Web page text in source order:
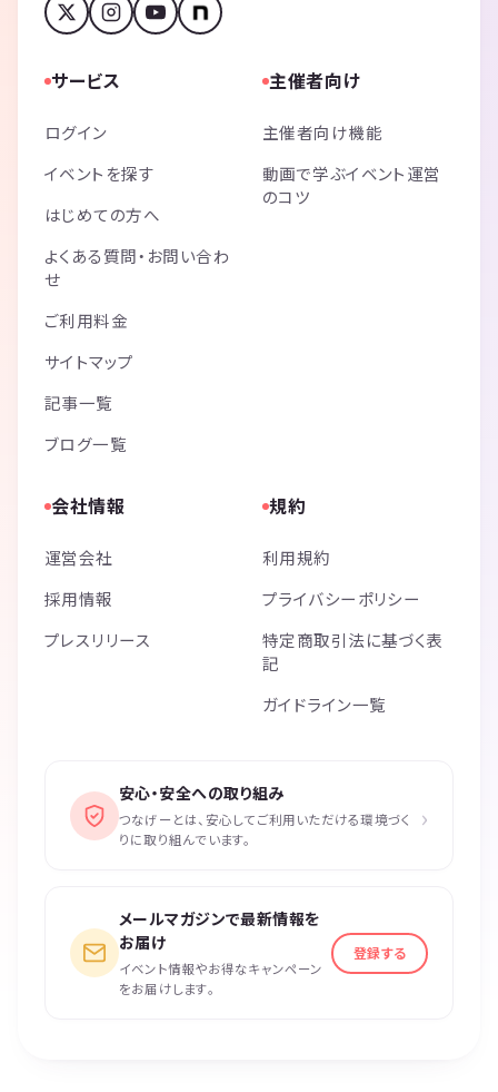
サービス
ログイン
イベントを探す
はじめての方へ
よくある質問・お問い合わ
せ
ご利用料金
サイトマップ
記事一覧
ブログ一覧
主催者向け
主催者向け機能
動画で学ぶイベント運営
のコツ
会社情報
運営会社
採用情報
プレスリリース
規約
利用規約
プライバシーポリシー
特定商取引法に基づく表
記
ガイドライン一覧
安心・安全への取り組み
つなげーとは、安心してご利用いただける環境づく
りに取り組んでいます。
›
メールマガジンで最新情報を
お届け
イベント情報やお得なキャンペーン
をお届けします。
登録する